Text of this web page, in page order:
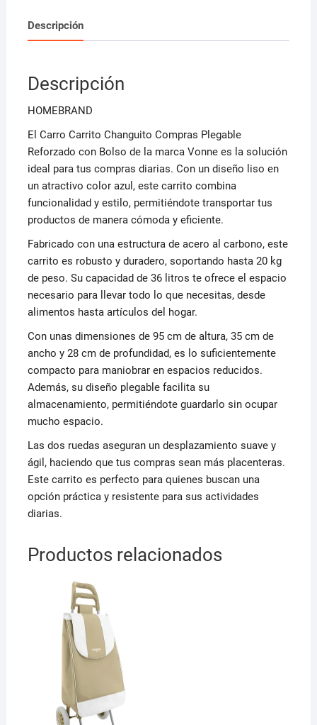
Azul
Descripción
Descripción
HOMEBRAND
El Carro Carrito Changuito Compras Plegable
Reforzado con Bolso de la marca Vonne es la solución
ideal para tus compras diarias. Con un diseño liso en
un atractivo color azul, este carrito combina
funcionalidad y estilo, permitiéndote transportar tus
productos de manera cómoda y eficiente.
Fabricado con una estructura de acero al carbono, este
carrito es robusto y duradero, soportando hasta 20 kg
de peso. Su capacidad de 36 litros te ofrece el espacio
necesario para llevar todo lo que necesitas, desde
alimentos hasta artículos del hogar.
Con unas dimensiones de 95 cm de altura, 35 cm de
ancho y 28 cm de profundidad, es lo suficientemente
compacto para maniobrar en espacios reducidos.
Además, su diseño plegable facilita su
almacenamiento, permitiéndote guardarlo sin ocupar
mucho espacio.
Las dos ruedas aseguran un desplazamiento suave y
ágil, haciendo que tus compras sean más placenteras.
Este carrito es perfecto para quienes buscan una
opción práctica y resistente para sus actividades
diarias.
Productos relacionados